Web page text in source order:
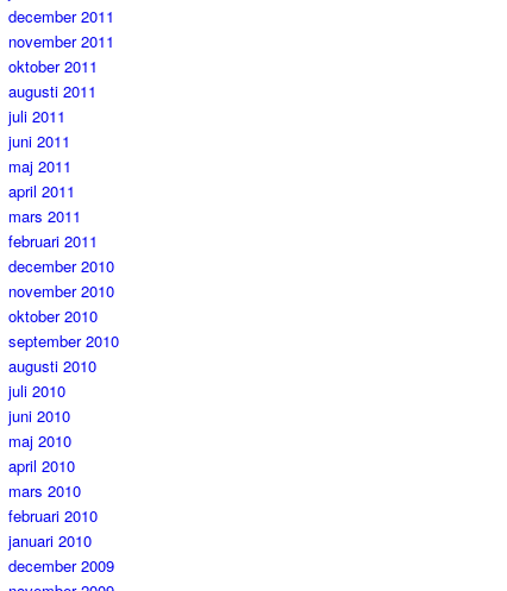
december 2011
november 2011
oktober 2011
augusti 2011
juli 2011
juni 2011
maj 2011
april 2011
mars 2011
februari 2011
december 2010
november 2010
oktober 2010
september 2010
augusti 2010
juli 2010
juni 2010
maj 2010
april 2010
mars 2010
februari 2010
januari 2010
december 2009